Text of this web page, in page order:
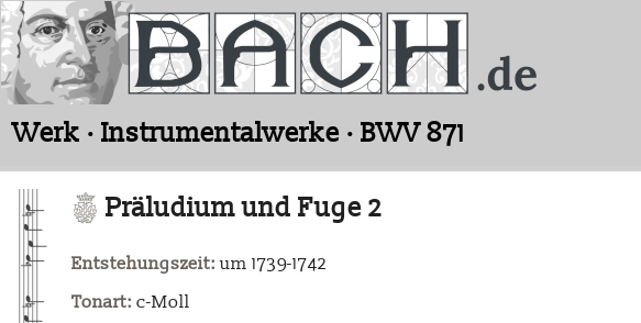
Werk · Instrumentalwerke · BWV 871
Präludium und Fuge 2
Entstehungszeit: um 1739-1742
Tonart: c-Moll